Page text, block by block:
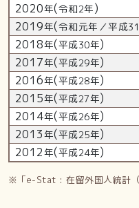
2020年(令和2年)
2019年(令和元年／平成
2018年(平成30年)
2017年(平成29年)
2016年(平成28年)
2015年(平成27年)
2014年(平成26年)
2013年(平成25年)
2012年(平成24年)
※「e-Stat : 在留外国人統計